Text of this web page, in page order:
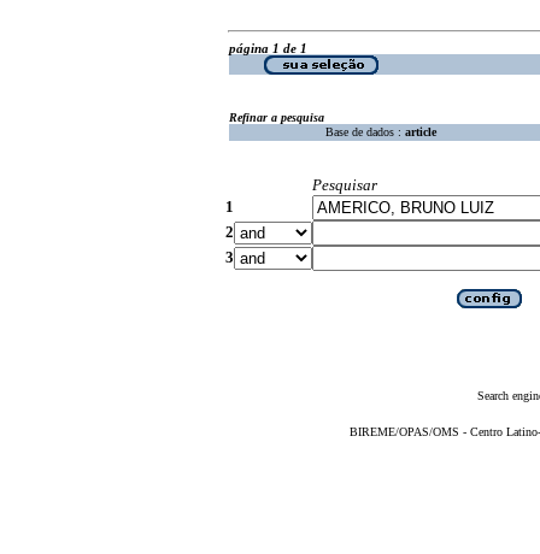
página 1 de 1
Refinar a pesquisa
Base de dados : article
Pesquisar
1
2
3
Search
BIREME/OPAS/OMS - Centro Latino-